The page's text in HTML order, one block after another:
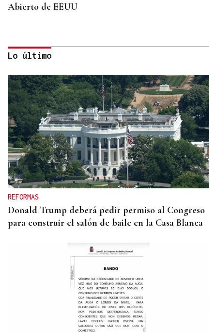
Abierto de EEUU
SUSTITUTO DEL OURENSANO
Vázquez Alvite, nuevo presidente del Comité
Técnico en Galicia
Lo último
REFORMAS
Donald Trump deberá pedir permiso al Congreso
para construir el salón de baile en la Casa Blanca